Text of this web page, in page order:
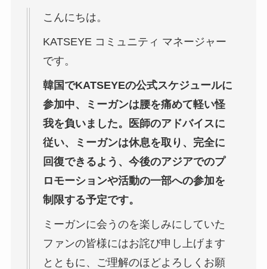
こんにちは。
KATSEYE コミュニティ マネージャー
です。
韓国でKATSEYEの公式スケジュールに
参加中、ミーガンは腰を痛めて軽い怪
我を負いました。医師のアドバイスに
従い、ミーガンは休息を取り、完全に
回復できるよう、今後のアジアでのプ
ロモーションや活動の一部への参加を
制限する予定です。
ミーガンに会うのを楽しみにしていた
ファンの皆様にはお詫び申し上げます
とともに、ご理解のほどよろしくお願